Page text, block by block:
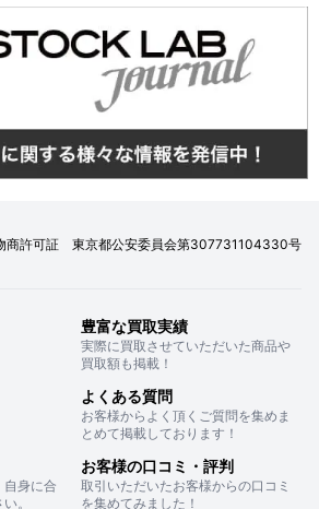
商許可証 東京都公安委員会第307731104330号
豊富な買取実績
実際に買取させていただいた商品や
買取額も掲載！
よくある質問
お客様からよく頂くご質問を集めま
とめて掲載しております！
自身に合
。
お客様の口コミ・評判
取引いただいたお客様からの口コミ
を集めてみました！